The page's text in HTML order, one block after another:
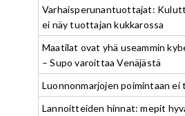
Varhaisperunantuottajat:
ei näy tuottajan kukkarossa
Maatilat ovat yhä useammin
– Supo varoittaa Venäjästä
Luonnonmarjojen poimintaan ei
Lannoitteiden hinnat: mepit